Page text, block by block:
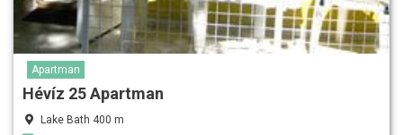
Apartman
Hévíz 25 Apartman
Lake Bath 400 m